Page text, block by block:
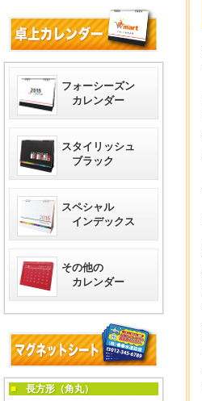
フォーシーズン
カレンダー
スタイリッシュ
ブラック
スペシャル
インデックス
その他の
カレンダー
■長方形（角丸）